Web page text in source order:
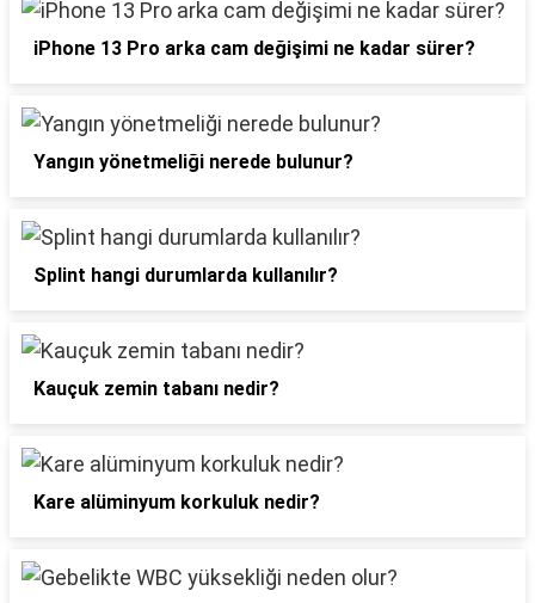
iPhone 13 Pro arka cam değişimi ne kadar sürer?
Yangın yönetmeliği nerede bulunur?
Splint hangi durumlarda kullanılır?
Kauçuk zemin tabanı nedir?
Kare alüminyum korkuluk nedir?